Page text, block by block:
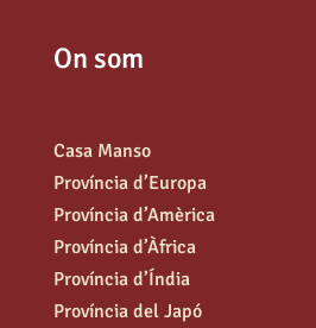
On som
Casa Manso
Província d’Europa
Província d’Amèrica
Província d’Àfrica
Província d’Índia
Província del Japó